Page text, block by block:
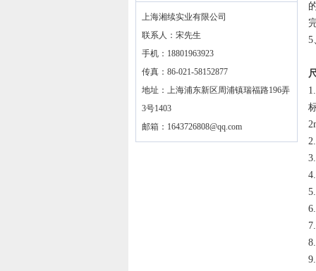
上海湘续实业有限公司
联系人：宋先生
手机：18801963923
传真：86-021-58152877
地址：上海浦东新区周浦镇瑞福路196弄
3号1403
邮箱： 1643726808@qq.com
5